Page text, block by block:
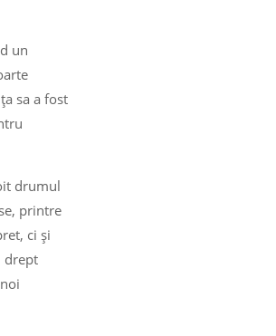
un
sa a fost
drumul
printre
ci și
drept